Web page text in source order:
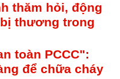
thăm hỏi, động
thương trong
toàn PCCC":
để chữa cháy